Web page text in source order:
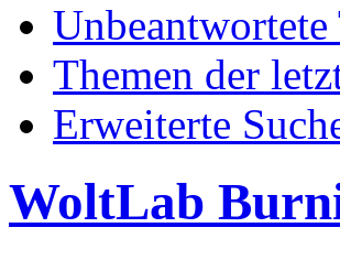
Unbeantwortete
Themen der
Erweiterte
WoltLab